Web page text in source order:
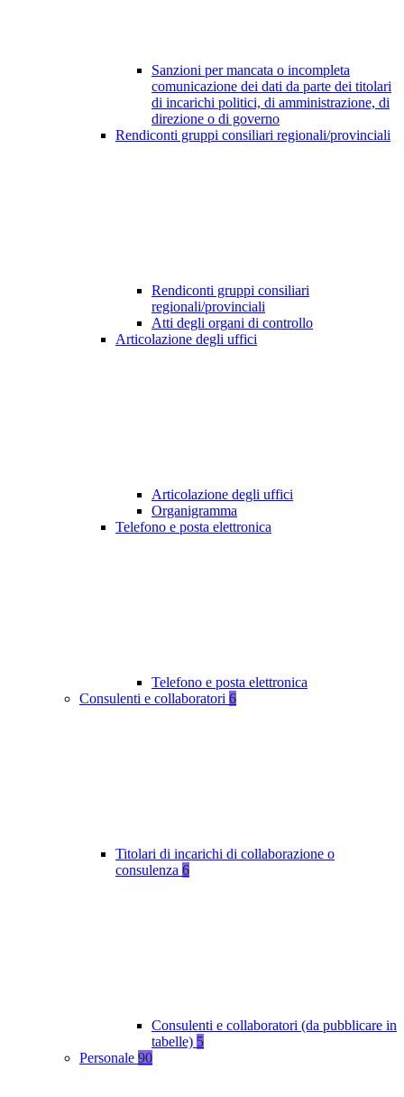
Sanzioni per mancata o incompleta
comunicazione dei dati da parte dei titolari
di incarichi politici, di amministrazione, di
direzione o di governo
Rendiconti gruppi consiliari regionali/provinciali
Rendiconti gruppi consiliari
regionali/provinciali
Atti degli organi di controllo
Articolazione degli uffici
Articolazione degli uffici
Organigramma
Telefono e posta elettronica
Telefono e posta elettronica
Consulenti e collaboratori 6
Titolari di incarichi di collaborazione o
consulenza 6
Consulenti e collaboratori (da pubblicare in
tabelle) 5
Personale 90